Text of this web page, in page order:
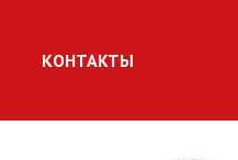
КОНТАКТЫ